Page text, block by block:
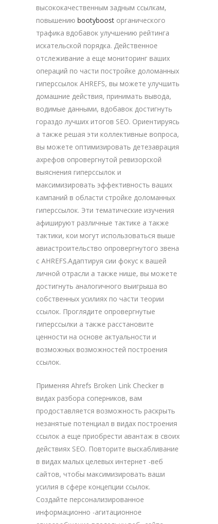
высококачественным задным ссылкам,
повышению bootyboost органического
трафика вдобавок улучшению рейтинга
искательской порядка. Действенное
отслеживание а еще мониторинг ваших
операций по части постройке доломанных
гиперссылок AHREFS, вы можете улучшить
домашние действия, принимать вывода,
водимые данными, вдобавок достигнуть
гораздо лучших итогов SEO. Ориентируясь
а также решая эти коллективные вопроса,
вы можете оптимизировать детезаврация
ахрефов опровергнутой ревизорской
выяснения гиперссылок и
максимизировать эффективность ваших
кампаний в области стройке доломанных
гиперссылок. Эти тематические изучения
афишируют различные тактике а также
тактики, кои могут использоваться выше
авиастроительство опровергнутого звена
с AHREFS.Адаптируя сии фокус к вашей
личной отрасли а также нише, вы можете
достигнуть аналогичного выигрыша во
собственных усилиях по части теории
ссылок. Проглядите опровергнутые
гиперссылки а также расстановите
ценности на основе актуальности и
возможных возможностей построения
ссылок.
Применяя Ahrefs Broken Link Checker в
видах разбора соперников, вам
продоставляется возможность раскрыть
незанятые потенциал в видах построения
ссылок а еще приобрести авантаж в своих
действиях SEO. Повторите выскабливание
в видах малых целевых интернет -веб
сайтов, чтобы максимизировать ваши
усилия в сфере концепции ссылок.
Создайте персонализированное
информационно -агитационное